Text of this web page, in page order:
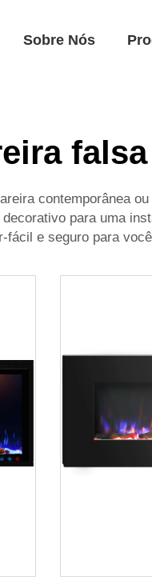
Sobre Nós
contemporânea
para uma
fácil e seguro para